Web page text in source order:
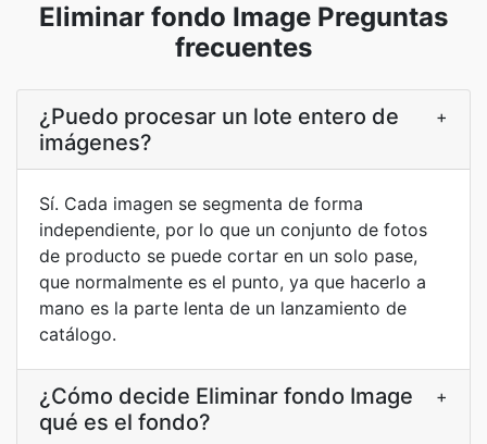
Eliminar fondo Image Preguntas
frecuentes
¿Puedo procesar un lote entero de
imágenes?
+
Sí. Cada imagen se segmenta de forma
independiente, por lo que un conjunto de fotos
de producto se puede cortar en un solo pase,
que normalmente es el punto, ya que hacerlo a
mano es la parte lenta de un lanzamiento de
catálogo.
¿Cómo decide Eliminar fondo Image
qué es el fondo?
+